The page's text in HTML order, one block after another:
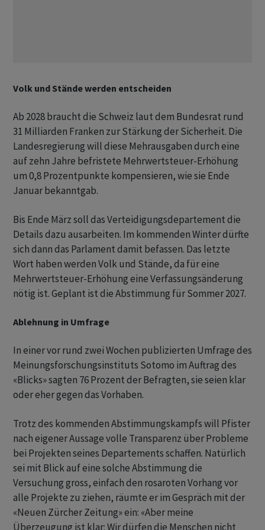
Volk und Stände werden entscheiden
Ab 2028 braucht die Schweiz laut dem Bundesrat rund
31 Milliarden Franken zur Stärkung der Sicherheit. Die
Landesregierung will diese Mehrausgaben durch eine
auf zehn Jahre befristete Mehrwertsteuer-Erhöhung
um 0,8 Prozentpunkte kompensieren, wie sie Ende
Januar bekanntgab.
Bis Ende März soll das Verteidigungsdepartement die
Details dazu ausarbeiten. Im kommenden Winter dürfte
sich dann das Parlament damit befassen. Das letzte
Wort haben werden Volk und Stände, da für eine
Mehrwertsteuer-Erhöhung eine Verfassungsänderung
nötig ist. Geplant ist die Abstimmung für Sommer 2027.
Ablehnung in Umfrage
In einer vor rund zwei Wochen publizierten Umfrage des
Meinungsforschungsinstituts Sotomo im Auftrag des
«Blicks» sagten 76 Prozent der Befragten, sie seien klar
oder eher gegen das Vorhaben.
Trotz des kommenden Abstimmungskampfs will Pfister
nach eigener Aussage volle Transparenz über Probleme
bei Projekten seines Departements schaffen. Natürlich
sei mit Blick auf eine solche Abstimmung die
Versuchung gross, einfach den rosaroten Vorhang vor
alle Projekte zu ziehen, räumte er im Gespräch mit der
«Neuen Zürcher Zeitung» ein: «Aber meine
Überzeugung ist klar: Wir dürfen die Menschen nicht